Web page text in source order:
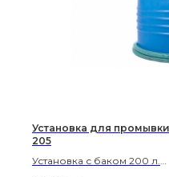
Установка для
205
Установка с баком 200 л.